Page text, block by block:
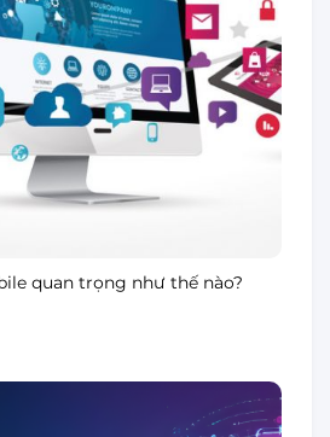
quan trọng như thế nào?